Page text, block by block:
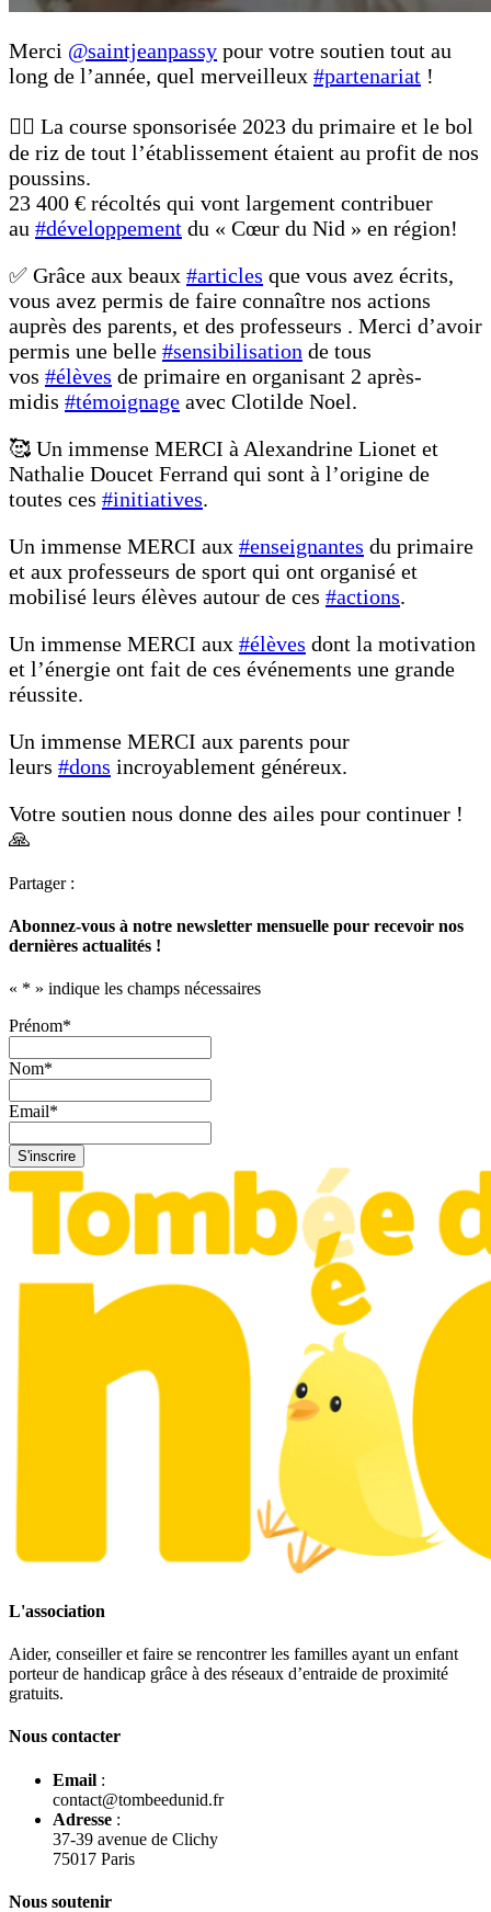
Merci @saintjeanpassy pour votre soutien tout au
long de l’année, quel merveilleux #partenariat !
👉🏻 La course sponsorisée 2023 du primaire et le bol
de riz de tout l’établissement étaient au profit de nos
poussins.
23 400 € récoltés qui vont largement contribuer
au #développement du « Cœur du Nid » en région!
✅ Grâce aux beaux #articles que vous avez écrits,
vous avez permis de faire connaître nos actions
auprès des parents, et des professeurs . Merci d’avoir
permis une belle #sensibilisation de tous
vos #élèves de primaire en organisant 2 après-
midis #témoignage avec Clotilde Noel.
🥰 Un immense MERCI à Alexandrine Lionet et
Nathalie Doucet Ferrand qui sont à l’origine de
toutes ces #initiatives.
Un immense MERCI aux #enseignantes du primaire
et aux professeurs de sport qui ont organisé et
mobilisé leurs élèves autour de ces #actions.
Un immense MERCI aux #élèves dont la motivation
et l’énergie ont fait de ces événements une grande
réussite.
Un immense MERCI aux parents pour
leurs #dons incroyablement généreux.
Votre soutien nous donne des ailes pour continuer !
🙏
Partager :
Abonnez-vous à notre newsletter mensuelle pour recevoir nos
dernières actualités !
« * » indique les champs nécessaires
Prénom*
Nom*
Email*
S'inscrire
L'association
Aider, conseiller et faire se rencontrer les familles ayant un enfant
porteur de handicap grâce à des réseaux d’entraide de proximité
gratuits.
Nous contacter
Email :
contact@tombeedunid.fr
Adresse :
37-39 avenue de Clichy
75017 Paris
Nous soutenir